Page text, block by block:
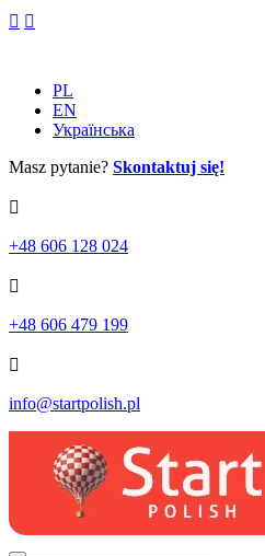
Skip
PL
EN
Українська
Masz pytanie? Skontaktuj się!
+48 606 128 024
+48 606 479 199
info@startpolish.pl